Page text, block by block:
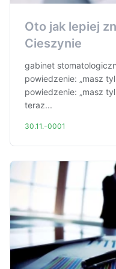
Oto jak lepiej
Cieszynie
gabinet
powiedzenie: „masz
powiedzenie: „masz
teraz...
30.11.-0001